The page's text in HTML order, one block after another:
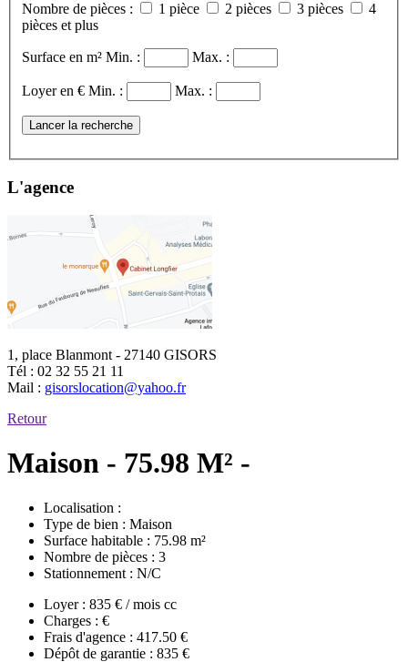
Nombre de pièces : 1 pièce 2 pièces 3 pièces
4
pièces et plus
Surface en m² Min. : Max. :
Loyer en € Min. : Max. :
Lancer la recherche
L'agence
1, place Blanmont - 27140 GISORS
Tél : 02 32 55 21 11
Mail : gisorslocation@yahoo.fr
Retour
Maison - 75.98 M² -
Localisation :
Type de bien : Maison
Surface habitable : 75.98 m²
Nombre de pièces : 3
Stationnement : N/C
Loyer : 835 € / mois cc
Charges : €
Frais d'agence : 417.50 €
Dépôt de garantie : 835 €